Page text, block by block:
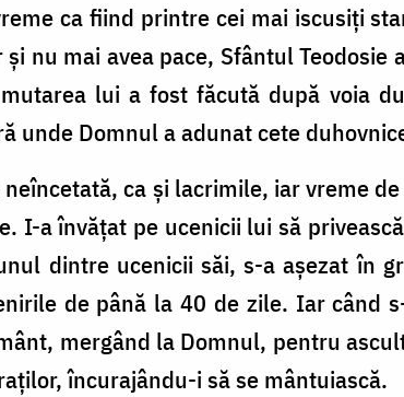
ca fiind printre cei mai iscusiți
nu mai avea pace, Sfântul
lui a fost făcută după voia
unde Domnul a adunat cete
ca și lacrimile, iar vreme
I-a învățat pe ucenicii lui să
dintre ucenicii săi, s-a așezat în
de până la 40 de zile. Iar când
mergând la Domnul, pentru
încurajându-i să se mântuiască.